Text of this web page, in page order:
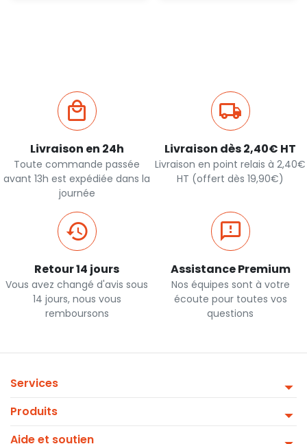
Livraison en 24h
Toute commande passée
avant 13h est expédiée dans la
journée
Livraison dès 2,40€ HT
Livraison en point relais à 2,40€
HT (offert dès 19,90€)
Retour 14 jours
Vous avez changé d'avis sous
14 jours, nous vous
remboursons
Assistance Premium
Nos équipes sont à votre
écoute pour toutes vos
questions
Services
Produits
Aide et soutien